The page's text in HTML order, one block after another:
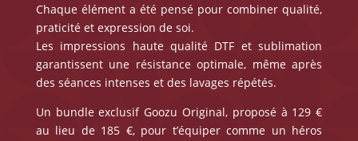
Chaque élément a été pensé pour combiner qualité,
praticité et expression de soi.
Les impressions haute qualité DTF et sublimation
garantissent une résistance optimale, même après
des séances intenses et des lavages répétés.
Un bundle exclusif Goozu Original, proposé à 129 €
au lieu de 185 €, pour t’équiper comme un héros